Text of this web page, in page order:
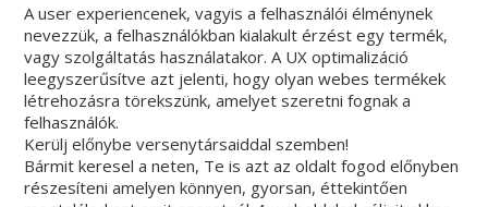
A user experiencenek, vagyis a felhasználói élménynek
nevezzük, a felhasználókban kialakult érzést egy termék,
vagy szolgáltatás használatakor. A UX optimalizáció
leegyszerűsítve azt jelenti, hogy olyan webes termékek
létrehozásra törekszünk, amelyet szeretni fognak a
felhasználók.
Kerülj előnybe versenytársaiddal szemben!
Bármit keresel a neten, Te is azt az oldalt fogod előnyben
részesíteni amelyen könnyen, gyorsan, éttekintően